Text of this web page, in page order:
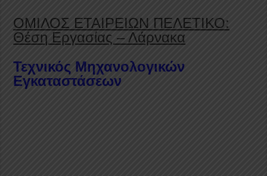
ΟΜΙΛΟΣ ΕΤΑΙΡΕΙΩΝ ΠΕΛΕΤΙΚΟ:
Θέση Εργασίας – Λάρνακα
Τεχνικός Μηχανολογικών
Εγκαταστάσεων